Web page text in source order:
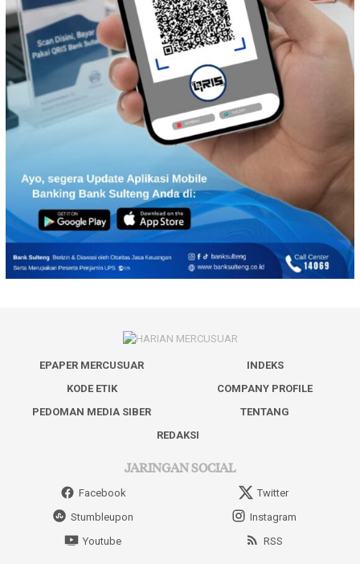
EPAPER MERCUSUAR
INDEKS
KODE ETIK
COMPANY PROFILE
PEDOMAN MEDIA SIBER
TENTANG
REDAKSI
JARINGAN SOCIAL
Facebook
Twitter
Stumbleupon
Instagram
Youtube
RSS